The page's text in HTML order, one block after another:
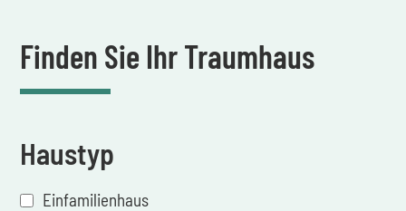
Finden Sie Ihr Traumhaus
Haustyp
Einfamilienhaus